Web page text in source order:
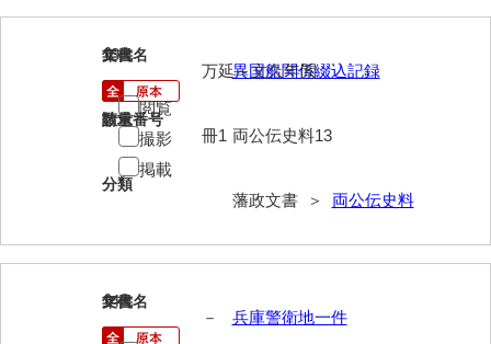
13
文書名
異国船関係綴込記録
請求番号
両公伝史料13
分類
藩政文書 ＞ 両公伝史料
年代
万延～文久年間
数量
冊1
閲覧
撮影
掲載
14
文書名
兵庫警衛地一件
年代
－